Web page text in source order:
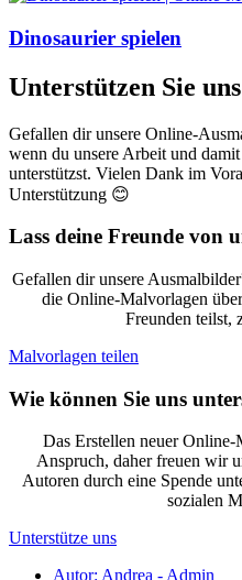
Dinosaurier spielen
Unterstützen Sie uns
Gefallen dir unsere Online-
wenn du unsere Arbeit und
unterstützst. Vielen Dank im
Unterstützung 😊
Lass deine Freunde von
Gefallen dir unsere
die Online-Malvorlagen
Freunden teilst,
Malvorlagen teilen
Wie können Sie uns
Das Erstellen neuer
Anspruch, daher freuen wir
Autoren durch eine Spende
sozialen
Unterstütze uns
Autor: Andrea - Admin